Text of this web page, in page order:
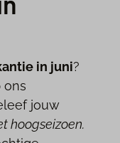
in juni?
ons
jouw
hoogseizoen.